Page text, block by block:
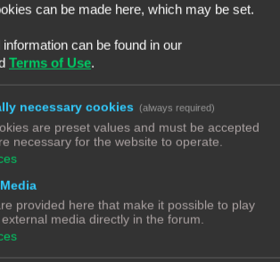
extruder.
printer specifieke vragen
U2C) opgelost probleem
afgerond 08/09/24
Ch3vr0n «08/09/24, 13:06
Feedback
JansC
(qua bed adhesie)
can be made here, which may be set.
can be found in our
Terms of Use.
necessary cookies (always required)
are preset values and must be accepted
necessary for the website to operate.
provided here that make it possible to play
media directly in the forum.